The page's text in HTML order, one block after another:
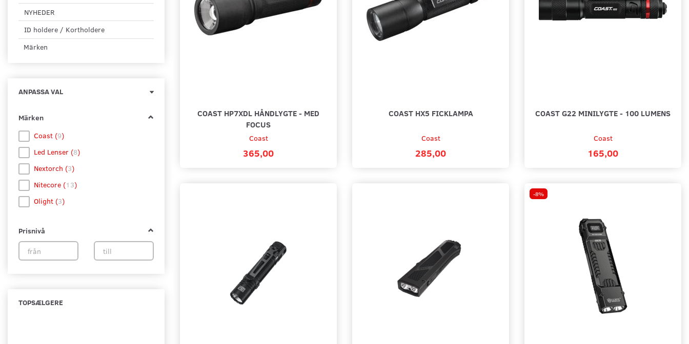
NYHEDER
ID holdere / Kortholdere
Märken
ANPASSA VAL
Märken
Coast (9)
Led Lenser (8)
Nextorch (3)
Nitecore (13)
Olight (3)
Prisnivå
TOPSÆLGERE
COAST HP7XDL HÅNDLYGTE - MED
FOCUS
Coast
365,00
COAST HX5 FICKLAMPA
Coast
285,00
COAST G22 MINILYGTE - 100 LUMENS
Coast
165,00
-8%